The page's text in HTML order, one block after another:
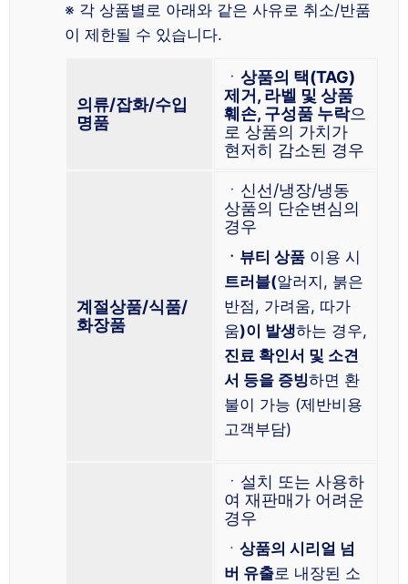
※ 각 상품별로 아래와 같은 사유로 취소/반품
이 제한될 수 있습니다.
의류/잡화/수입
명품
ㆍ 상품의 택(TAG)
제거, 라벨 및 상품
훼손, 구성품 누락으
로 상품의 가치가
현저히 감소된 경우
계절상품/식품/
화장품
ㆍ신선/냉장/냉동
상품의 단순변심의
경우
ㆍ뷰티 상품 이용 시
트러블(알러지, 붉은
반점, 가려움, 따가
움)이 발생하는 경우,
진료 확인서 및 소견
서 등을 증빙하면 환
불이 가능 (제반비용
고객부담)
ㆍ설치 또는 사용하
여 재판매가 어려운
경우
ㆍ 상품의 시리얼 넘
버 유출로 내장된 소